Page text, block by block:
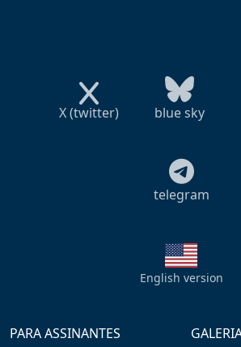
X (twitter) blue sky
telegram
English version
PARA ASSINANTES